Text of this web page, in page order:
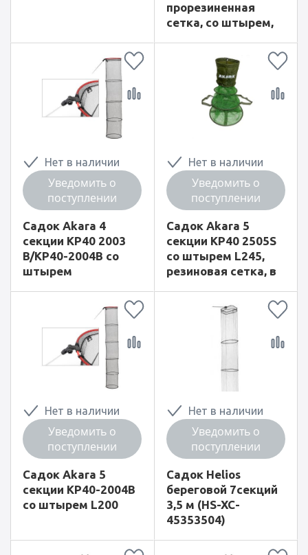
прорезиненная
сетка, со штырем,
Нет в наличии
Уведомить о
поступлении
Садок Akara 4
секции KP40 2003
B/KP40-2004B со
штырем
Нет в наличии
Уведомить о
поступлении
Садок Akara 5
секции KP40 2505S
со штырем L245,
резиновая сетка, в
Нет в наличии
Уведомить о
поступлении
Садок Akara 5
секции KP40-2004B
со штырем L200
Нет в наличии
Уведомить о
поступлении
Садок Helios
береговой 7секций
3,5 м (HS-XC-
45353504)